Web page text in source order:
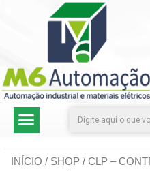
INÍCIO / SHOP / CLP –